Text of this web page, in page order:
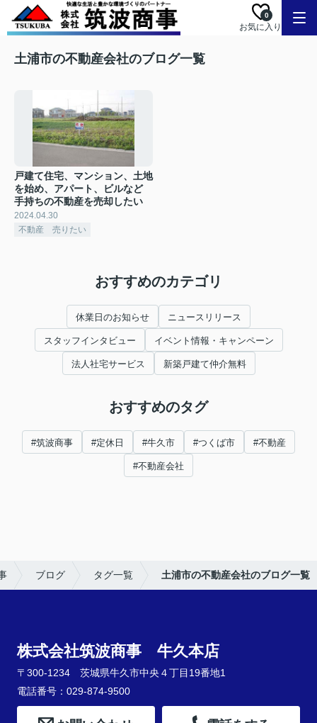
0
お気に入り
土浦市の不動産会社のブログ一覧
戸建て住宅、マンション、土地
を始め、アパート、ビルなど
手持ちの不動産を売却したい
2024.04.30
不動産 売りたい
おすすめのカテゴリ
休業日のお知らせ ニュースリリース
スタッフインタビュー イベント情報・キャンペーン
法人社宅サービス 新築戸建て仲介無料
おすすめのタグ
#筑波商事 #定休日 #牛久市 #つくば市 #不動産
#不動産会社
ブログ タグ一覧 土浦市の不動産会社のブログ一覧
株式会社筑波商事 牛久本店
〒300-1234 茨城県牛久市中央４丁目19番地1
電話番号：029-874-9500